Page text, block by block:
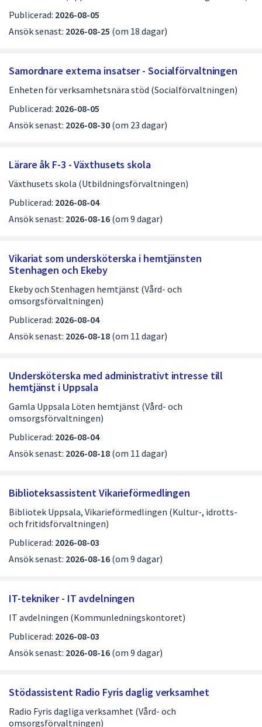
Publicerad: 2026-08-05
Ansök senast: 2026-08-25 (om 18 dagar)
Samordnare externa insatser - Socialförvaltningen
Enheten för verksamhetsnära stöd (Socialförvaltningen)
Publicerad: 2026-08-05
Ansök senast: 2026-08-30 (om 23 dagar)
Lärare åk F-3 - Växthusets skola
Växthusets skola (Utbildningsförvaltningen)
Publicerad: 2026-08-04
Ansök senast: 2026-08-16 (om 9 dagar)
Vikariat som undersköterska i hemtjänsten
Stenhagen och Ekeby
Ekeby och Stenhagen hemtjänst (Vård- och
omsorgsförvaltningen)
Publicerad: 2026-08-04
Ansök senast: 2026-08-18 (om 11 dagar)
Undersköterska med administrativt intresse till
hemtjänst i Uppsala
Gamla Uppsala Löten hemtjänst (Vård- och
omsorgsförvaltningen)
Publicerad: 2026-08-04
Ansök senast: 2026-08-18 (om 11 dagar)
Biblioteksassistent Vikarieförmedlingen
Bibliotek Uppsala, Vikarieförmedlingen (Kultur-, idrotts-
och fritidsförvaltningen)
Publicerad: 2026-08-03
Ansök senast: 2026-08-16 (om 9 dagar)
IT-tekniker - IT avdelningen
IT avdelningen (Kommunledningskontoret)
Publicerad: 2026-08-03
Ansök senast: 2026-08-16 (om 9 dagar)
Stödassistent Radio Fyris daglig verksamhet
Radio Fyris dagliga verksamhet (Vård- och
omsorgsförvaltningen)